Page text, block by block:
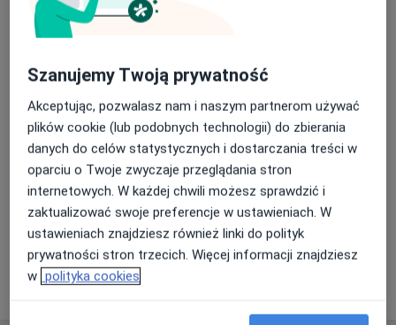
Prywatny Gabinet Alergologiczny
PROGRES
Sarmacka 18/93, Warszawa
Powiększ mapę
otwiera się w nowej karcie
Dostępność
W tym gabinecie nie można umawiać wizyt przez
internet
Co mam zrobić w tej sytuacji?
Szanujemy Twoją prywatność
Akceptując, pozwalasz nam i naszym partnerom używać
plików cookie (lub podobnych technologii) do zbierania
danych do celów statystycznych i dostarczania treści w
oparciu o Twoje zwyczaje przeglądania stron
internetowych. W każdej chwili możesz sprawdzić i
zaktualizować swoje preferencje w ustawieniach. W
ustawieniach znajdziesz również linki do polityk
prywatności stron trzecich. Więcej informacji znajdziesz
w polityka cookies